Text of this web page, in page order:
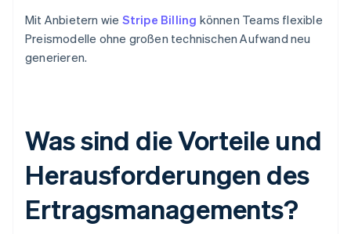
Mit Anbietern wie Stripe Billing können Teams flexible
Preismodelle ohne großen technischen Aufwand neu
generieren.
Was sind die Vorteile und
Herausforderungen des
Ertragsmanagements?